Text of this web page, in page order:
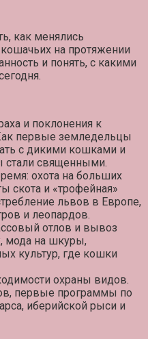
как менялись
на протяжении
и понять, с какими
и поклонения к
первые земледельцы
с дикими кошками и
стали священными.
охота на больших
скота и «трофейная»
львов в Европе,
и леопардов.
отлов и вывоз
мода на шкуры,
культур, где кошки
охраны видов.
первые программы по
иберийской рыси и